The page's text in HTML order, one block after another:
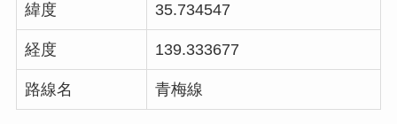
緯度 35.734547
経度 139.333677
路線名 青梅線